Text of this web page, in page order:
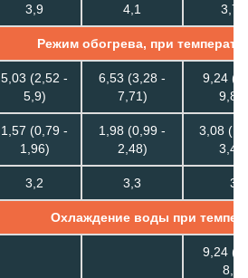
3,9 4,1 3,75
Режим обогрева, при
5,03 (2,52 -
5,9)
6,53 (3,28 -
7,71)
9,24
9,80)
1,57 (0,79 -
1,96)
1,98 (0,99 -
2,48)
3,08
3,45)
3,2 3,3 3
Охлаждение воды при
9,24
8,5)